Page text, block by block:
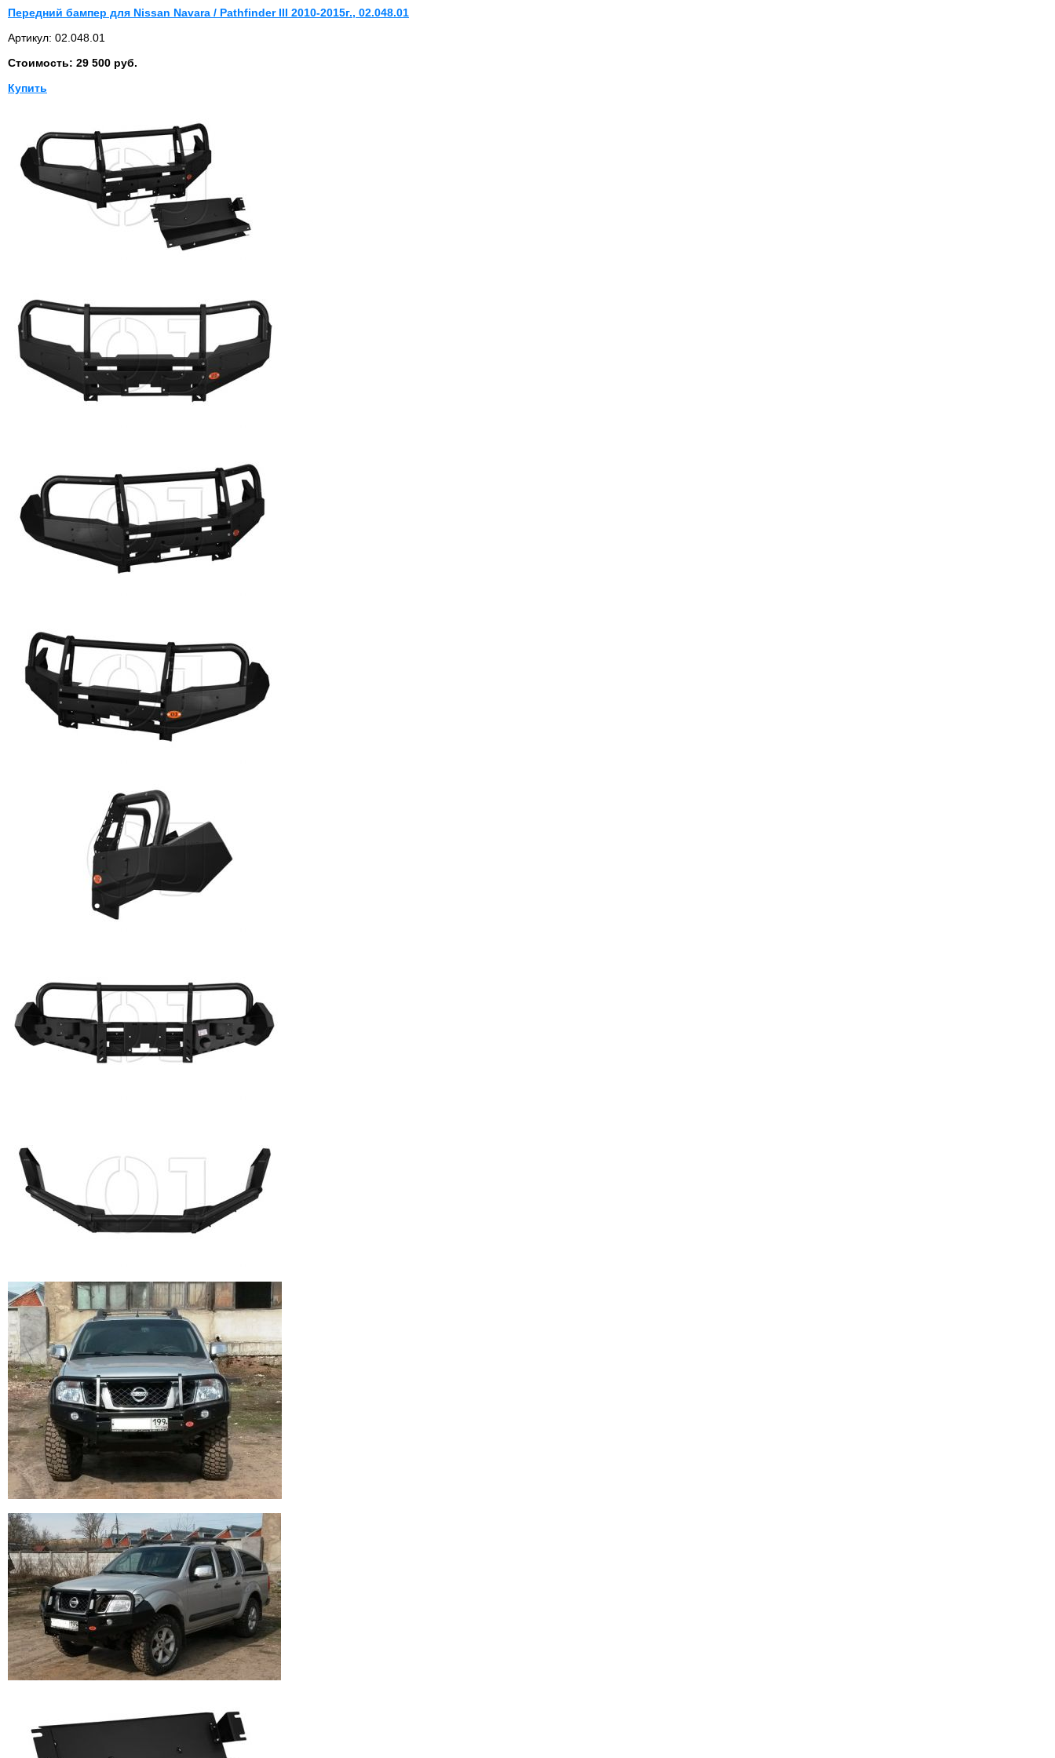
Передний бампер для Nissan Navara / Pathfinder III 2010-2015г., 02.048.01
Артикул: 02.048.01
Стоимость: 29 500 руб.
Купить